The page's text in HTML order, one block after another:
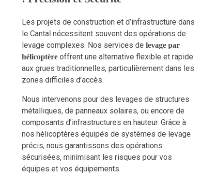
Les projets de construction et d’infrastructure dans
le Cantal nécessitent souvent des opérations de
levage complexes. Nos services de levage par
hélicoptère offrent une alternative flexible et rapide
aux grues traditionnelles, particulièrement dans les
zones difficiles d’accès.
Nous intervenons pour des levages de structures
métalliques, de panneaux solaires, ou encore de
composants d’infrastructures en hauteur. Grâce à
nos hélicoptères équipés de systèmes de levage
précis, nous garantissons des opérations
sécurisées, minimisant les risques pour vos
équipes et vos équipements.